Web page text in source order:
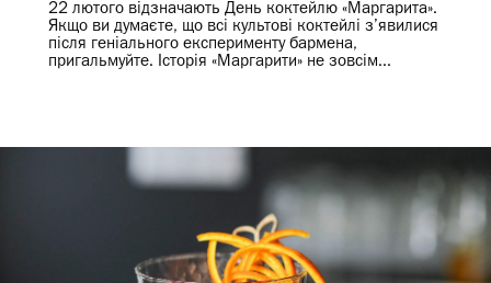
22 лютого відзначають День коктейлю «Маргарита».
Якщо ви думаєте, що всі культові коктейлі з’явилися
після геніального експерименту бармена,
пригальмуйте. Історія «Маргарити» не зовсім...